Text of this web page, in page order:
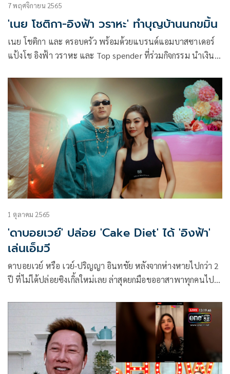
7 พฤศจิกายน 2565
'เนย โชติกา-อิงฟ้า วราหะ' ทำบุญบ้านนกขมิ้น
เนย โชติกา และ ครอบครัว พร้อมด้วยแบรนด์แอมบาสซาเดอร์
แป้งโช อิงฟ้า วราหะ และ Top spender ที่ร่วมกิจกรรม นำเงิน
พร้อมด้วย ขนม นม ข้าวของเครื่องใช้มากมาย นอกจากนี้ยังมี
กลุ่มแฟนคลับกองทัพอิงฟ้า และบ้านหลักอิงฟ้า นำเงินมาร่วม
ทำบุญอีกเป็นจำนวนเงินกว่า 20,000 บาท เพื่อสมทบทุนมูลนิธิ
บ้านนกขมิ้น
1 ตุลาคม 2565
'ดาบอยเวย์' ปล่อย 'Cake Diet' ได้ 'อิงฟ้า'
เล่นเอ็มวี
ดาบอยเวย์ หรือ เวย์-ปริญญา อินทชัย หลังจากห่างหายไปกว่า 2
ปี ที่ไม่ได้ปล่อยซิงเกิ้ลใหม่เลย ล่าสุดยกมือขออาสาพาทุกคนไป
เพลงที่มีจังหวะสนุกๆ ผสมผสานความเป็น ฮิปฮอปละติน ที่ตั้งใจ
เขียนเนื้อเองทั้งหมดอยากใส่ความสนุก-ความรู้สึกเหมือนไปงาน
ปาร์ตี้ ที่พวกเราห่างหายกันมานานมาก